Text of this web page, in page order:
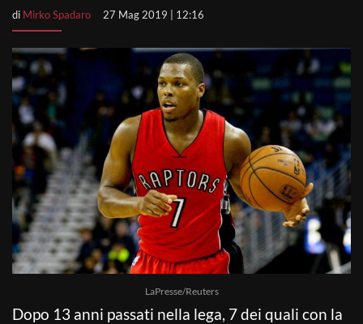
di Mirko Spadaro 27 Mag 2019 | 12:16
LaPresse/Reuters
Dopo 13 anni passati nella lega, 7 dei quali con la